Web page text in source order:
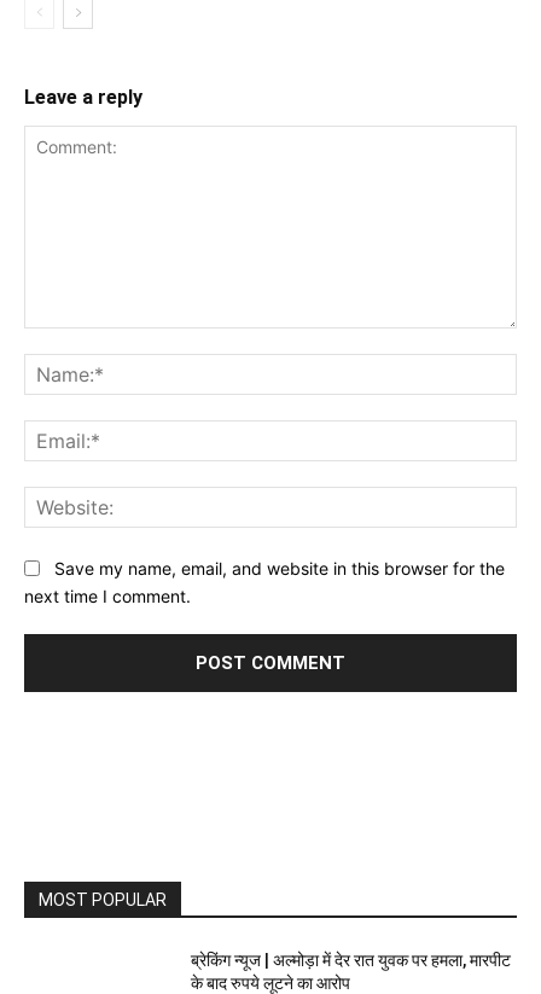
Leave a reply
Save my name, email, and website in this browser for the
next time I comment.
MOST POPULAR
ब्रेकिंग न्यूज | अल्मोड़ा में देर रात युवक पर हमला, मारपीट
के बाद रुपये लूटने का आरोप